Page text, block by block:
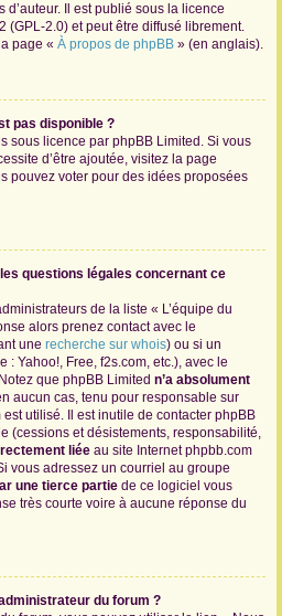
d’auteur. Il est publié sous la licence
(GPL-2.0) et peut être diffusé librement.
page « À propos de phpBB » (en anglais).
pas disponible ?
sous licence par phpBB Limited. Si vous
d’être ajoutée, visitez la page
pouvez voter pour des idées proposées
questions légales concernant ce
de la liste « L’équipe du
alors prenez contact avec le
une recherche sur whois) ou si un
: Yahoo!, Free, f2s.com, etc.), avec le
que phpBB Limited n’a absolument
aucun cas, tenu pour responsable sur
est utilisé. Il est inutile de contacter phpBB
(cessions et désistements, responsabilité,
liée au site Internet phpbb.com
vous adressez un courriel au groupe
une tierce partie de ce logiciel vous
très courte voire à aucune réponse du
du forum ?